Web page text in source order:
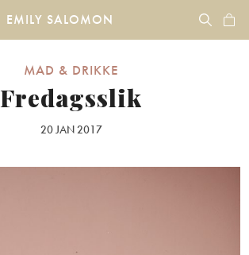
EMILY SALOMON
MAD & DRIKKE
Fredagsslik
20 JAN 2017